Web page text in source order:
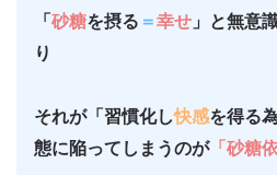
「 砂糖を摂る ＝幸せ 」と無意
り
それが「習慣化し快感を得る
態に陥ってしまうのが「砂糖